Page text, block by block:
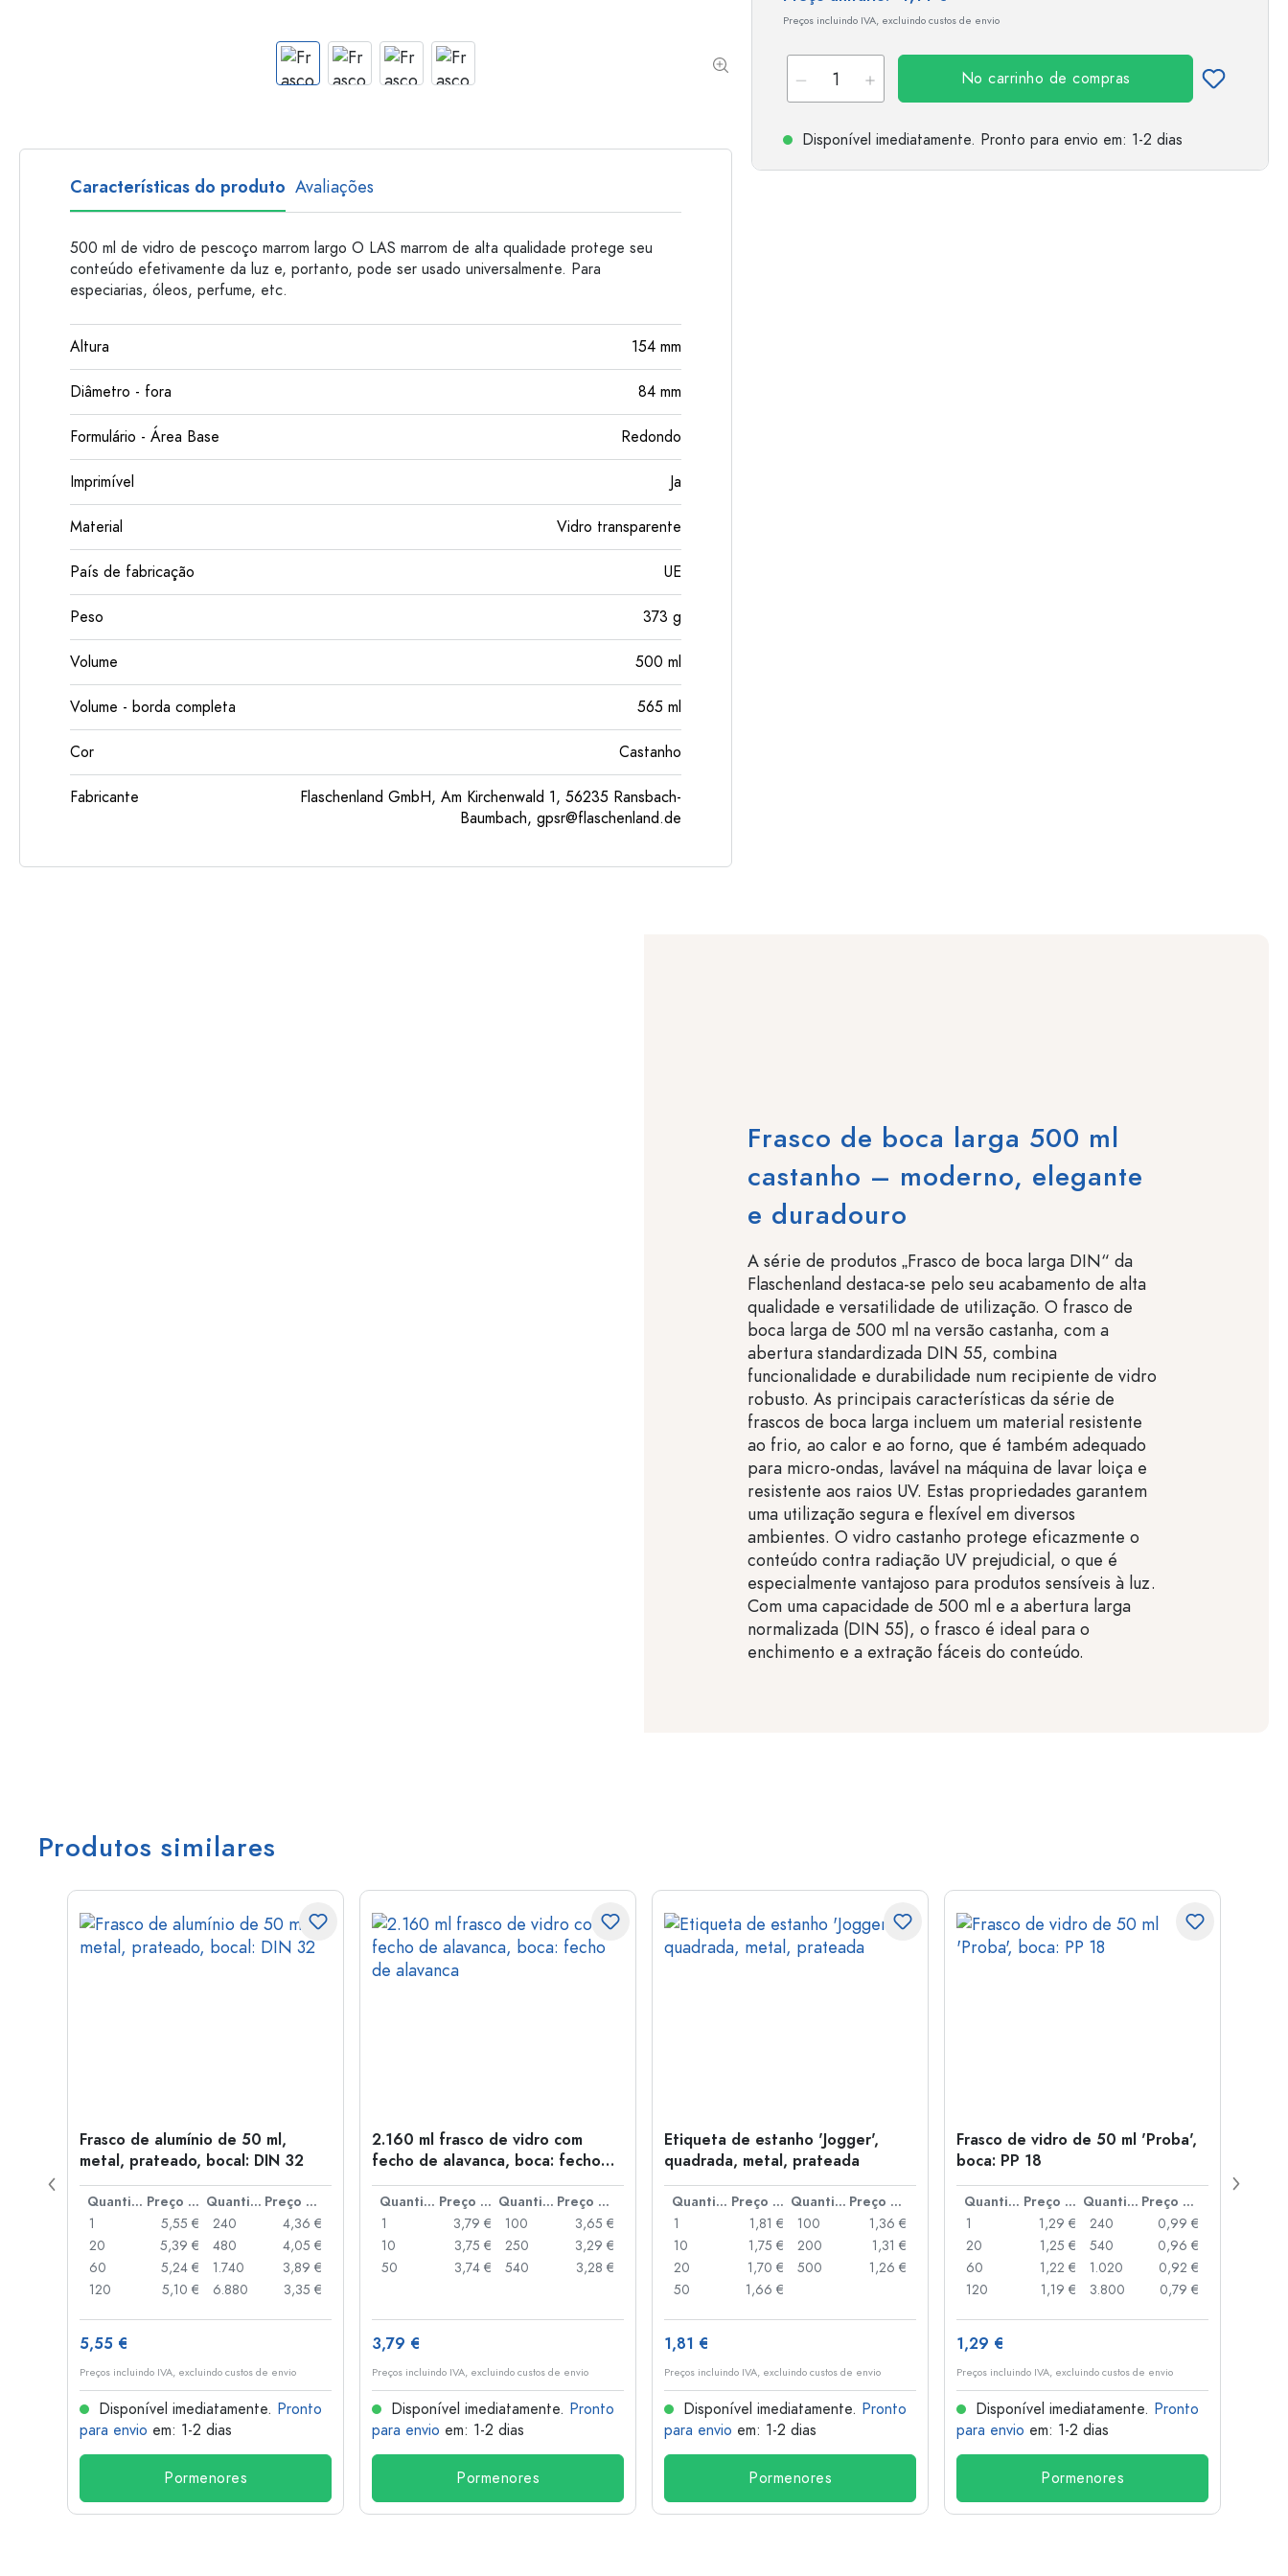
Preços incluindo IVA, excluindo custos de envio
No carrinho de compras
Disponível imediatamente. Pronto para envio em: 1-2 dias
Características do produto Avaliações
500 ml de vidro de pescoço marrom largo O LAS marrom de alta qualidade protege seu
conteúdo efetivamente da luz e, portanto, pode ser usado universalmente. Para
especiarias, óleos, perfume, etc.
Altura 154 mm
Diâmetro - fora 84 mm
Formulário - Área Base Redondo
Imprimível Ja
Material Vidro transparente
País de fabricação UE
Peso 373 g
Volume 500 ml
Volume - borda completa 565 ml
Cor Castanho
Fabricante
Flaschenland GmbH, Am Kirchenwald 1, 56235 Ransbach-
Baumbach, gpsr@flaschenland.de
Frasco de boca larga 500 ml
castanho – moderno, elegante
e duradouro
A série de produtos „Frasco de boca larga DIN“ da
Flaschenland destaca-se pelo seu acabamento de alta
qualidade e versatilidade de utilização. O frasco de
boca larga de 500 ml na versão castanha, com a
abertura standardizada DIN 55, combina
funcionalidade e durabilidade num recipiente de vidro
robusto. As principais características da série de
frascos de boca larga incluem um material resistente
ao frio, ao calor e ao forno, que é também adequado
para micro-ondas, lavável na máquina de lavar loiça e
resistente aos raios UV. Estas propriedades garantem
uma utilização segura e flexível em diversos
ambientes. O vidro castanho protege eficazmente o
conteúdo contra radiação UV prejudicial, o que é
especialmente vantajoso para produtos sensíveis à luz.
Com uma capacidade de 500 ml e a abertura larga
normalizada (DIN 55), o frasco é ideal para o
enchimento e a extração fáceis do conteúdo.
Produtos similares
Frasco de alumínio de 50 ml,
metal, prateado, bocal: DIN 32
Quantidade Preço por peça Quantidade
Preço por peça
1
5,55 €
20
5,39 €
60
5,24 €
120
5,10 €
240
4,36 €
480
4,05 €
1.740
3,89 €
6.880
3,35 €
5,55 €
Preços incluindo IVA, excluindo custos de envio
Disponível imediatamente. Pronto
para envio em: 1-2 dias
Pormenores
2.160 ml frasco de vidro com
fecho de alavanca, boca: fecho
de alavanca
Quantidade Preço por peça Quantidade
Preço por peça
1
3,79 €
10
3,75 €
50
3,74 €
100
3,65 €
250
3,29 €
540
3,28 €
3,79 €
Preços incluindo IVA, excluindo custos de envio
Disponível imediatamente. Pronto
para envio em: 1-2 dias
Pormenores
Etiqueta de estanho 'Jogger',
quadrada, metal, prateada
Quantidade Preço por peça Quantidade
Preço por peça
1
1,81 €
10
1,75 €
20
1,70 €
50
1,66 €
100
1,36 €
200
1,31 €
500
1,26 €
1,81 €
Preços incluindo IVA, excluindo custos de envio
Disponível imediatamente. Pronto
para envio em: 1-2 dias
Pormenores
Frasco de vidro de 50 ml 'Proba',
boca: PP 18
Quantidade Preço por peça Quantidade
Preço por peça
1
1,29 €
20
1,25 €
60
1,22 €
120
1,19 €
240
0,99 €
540
0,96 €
1.020
0,92 €
3.800
0,79 €
1,29 €
Preços incluindo IVA, excluindo custos de envio
Disponível imediatamente. Pronto
para envio em: 1-2 dias
Pormenores